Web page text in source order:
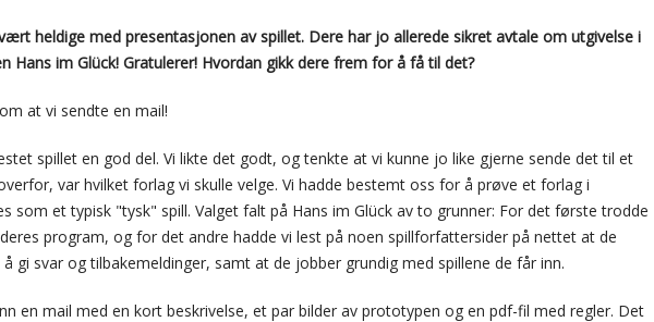
heldige med presentasjonen av spillet. Dere har jo allerede sikret avtale om utgivelse i
Hans im Glück! Gratulerer! Hvordan gikk dere frem for å få til det?
at vi sendte en mail!
spillet en god del. Vi likte det godt, og tenkte at vi kunne jo like gjerne sende det til et
var hvilket forlag vi skulle velge. Vi hadde bestemt oss for å prøve et forlag i
som et typisk "tysk" spill. Valget falt på Hans im Glück av to grunner: For det første trodde
program, og for det andre hadde vi lest på noen spillforfattersider på nettet at de
gi svar og tilbakemeldinger, samt at de jobber grundig med spillene de får inn.
en mail med en kort beskrivelse, et par bilder av prototypen og en pdf-fil med regler. Det